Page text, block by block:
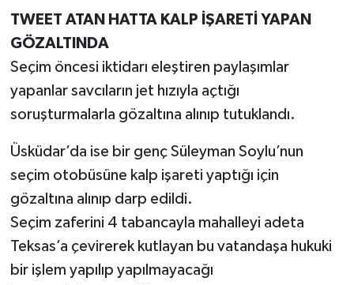
TWEET ATAN HATTA KALP İŞARETİ YAPAN
GÖZALTINDA
Seçim öncesi iktidarı eleştiren paylaşımlar
yapanlar savcıların jet hızıyla açtığı
soruşturmalarla gözaltına alınıp tutuklandı.
Üsküdar’da ise bir genç Süleyman Soylu’nun
seçim otobüsüne kalp işareti yaptığı için
gözaltına alınıp darp edildi.
Seçim zaferini 4 tabancayla mahalleyi adeta
Teksas’a çevirerek kutlayan bu vatandaşa hukuki
bir işlem yapılıp yapılmayacağı